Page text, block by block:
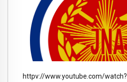
httpv://www.youtube.com/watch?